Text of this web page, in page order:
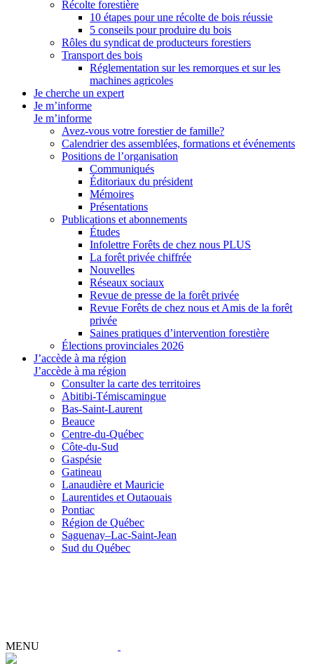
Récolte forestière
10 étapes pour une récolte de bois réussie
5 conseils pour produire du bois
Rôles du syndicat de producteurs forestiers
Transport des bois
Réglementation sur les remorques et sur les
machines agricoles
Je cherche un expert
Je m’informe
Je m’informe
Avez-vous votre forestier de famille?
Calendrier des assemblées, formations et événements
Positions de l’organisation
Communiqués
Éditoriaux du président
Mémoires
Présentations
Publications et abonnements
Études
Infolettre Forêts de chez nous PLUS
La forêt privée chiffrée
Nouvelles
Réseaux sociaux
Revue de presse de la forêt privée
Revue Forêts de chez nous et Amis de la forêt
privée
Saines pratiques d’intervention forestière
Élections provinciales 2026
J’accède à ma région
J’accède à ma région
Consulter la carte des territoires
Abitibi-Témiscamingue
Bas-Saint-Laurent
Beauce
Centre-du-Québec
Côte-du-Sud
Gaspésie
Gatineau
Lanaudière et Mauricie
Laurentides et Outaouais
Pontiac
Région de Québec
Saguenay–Lac-Saint-Jean
Sud du Québec
MENU